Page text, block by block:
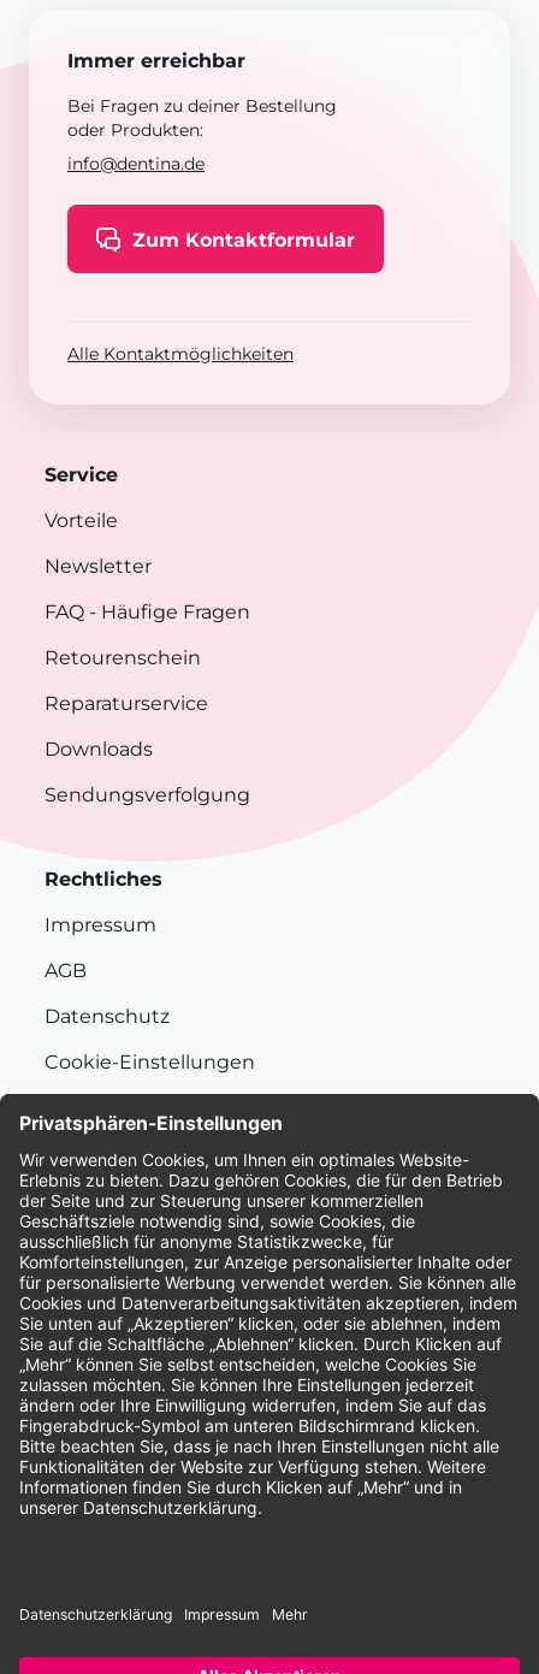
Immer erreichbar
Bei Fragen zu deiner Bestellung
oder Produkten:
info@dentina.de
Zum Kontaktformular
Alle Kontaktmöglichkeiten
Service
Vorteile
Newsletter
FAQ - Häufige Fragen
Retourenschein
Reparaturservice
Downloads
Sendungsverfolgung
Rechtliches
Impressum
AGB
Datenschutz
Cookie-Einstellungen
Bewertungen
Unsere Zahlungsarten:
Rechnung SEPA-Lastschrift Vorkasse